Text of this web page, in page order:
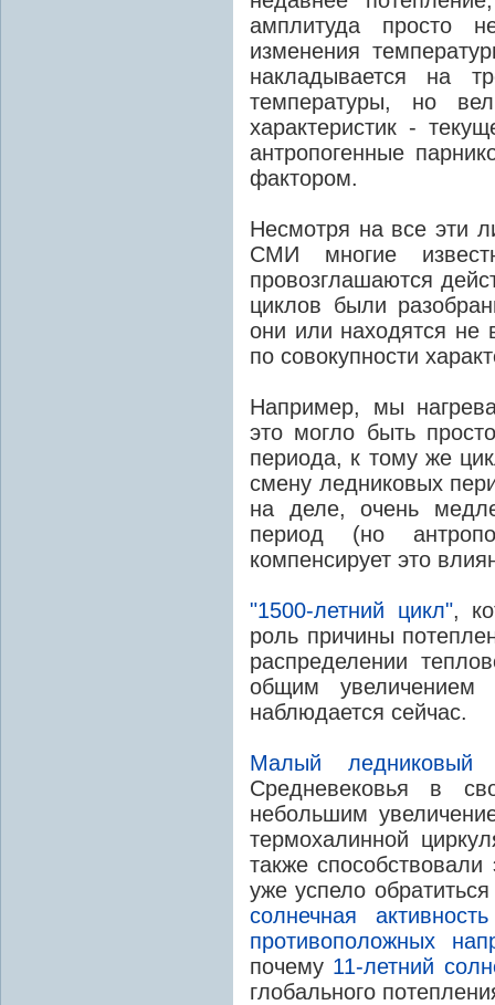
амплитуда просто
изменения
накладывается на
температуры, но
характеристик -
антропогенные
фактором.
Несмотря на все эти
СМИ многие
провозглашаются
циклов были
они или находятся не
по совокупности
Например, мы
это могло быть
периода, к тому же
смену ледниковых
на деле, очень
период (но
компенсирует это
"1500-летний цикл",
роль причины
распределении
общим увеличением
наблюдается сейчас.
Малый ледниковый
Средневековья в
небольшим
термохалинной
также
уже успело
солнечная
противоположных
почему 11-летний
глобального